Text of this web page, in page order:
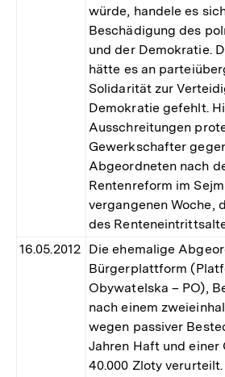
würde, handele es
Beschädigung des
und der Demokratie.
hätte es an
Solidarität zur
Demokratie gefehlt.
Ausschreitungen
Gewerkschafter
Abgeordneten nach
Rentenreform im
vergangenen Woche,
des
16.05.2012 Die ehemalige
Bürgerplattform
Obywatelska – PO),
nach einem
wegen passiver
Jahren Haft und einer
40.000 Zloty verurteilt.